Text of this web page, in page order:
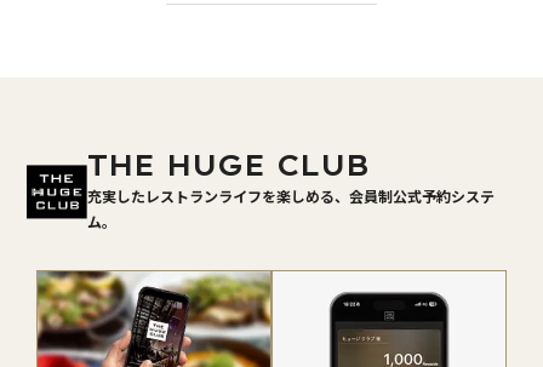
THE HUGE CLUB
充実したレストランライフを楽しめる、会員制公式予約システ
ム。